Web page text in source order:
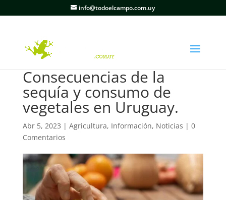
info@todoelcampo.com.uy
Consecuencias de la
sequía y consumo de
vegetales en Uruguay.
Abr 5, 2023 | Agricultura, Información, Noticias | 0
Comentarios